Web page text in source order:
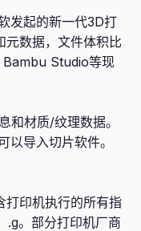
发起的新一代3D打
元数据，文件体积比
Studio等现
材质/纹理数据。
以导入切片软件。
打印机执行的所有指
.g。部分打印机厂商